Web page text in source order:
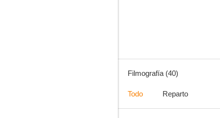
Filmografía (40)
Todo Reparto